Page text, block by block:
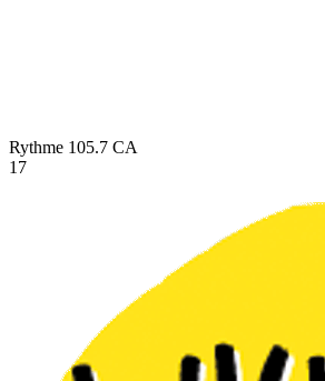
Rythme 105.7 CA
17